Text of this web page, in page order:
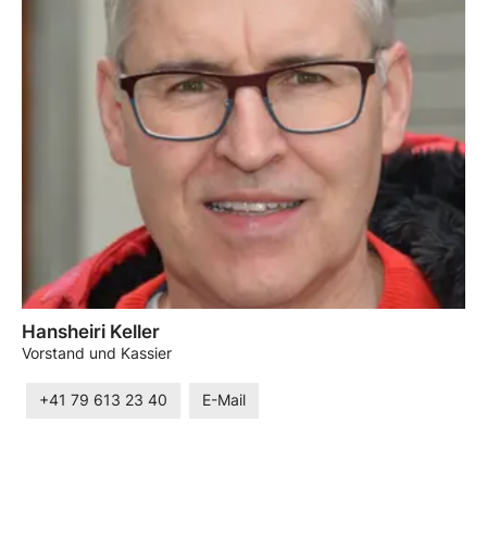
Hansheiri Keller
Vorstand und Kassier
+41 79 613 23 40 E-Mail